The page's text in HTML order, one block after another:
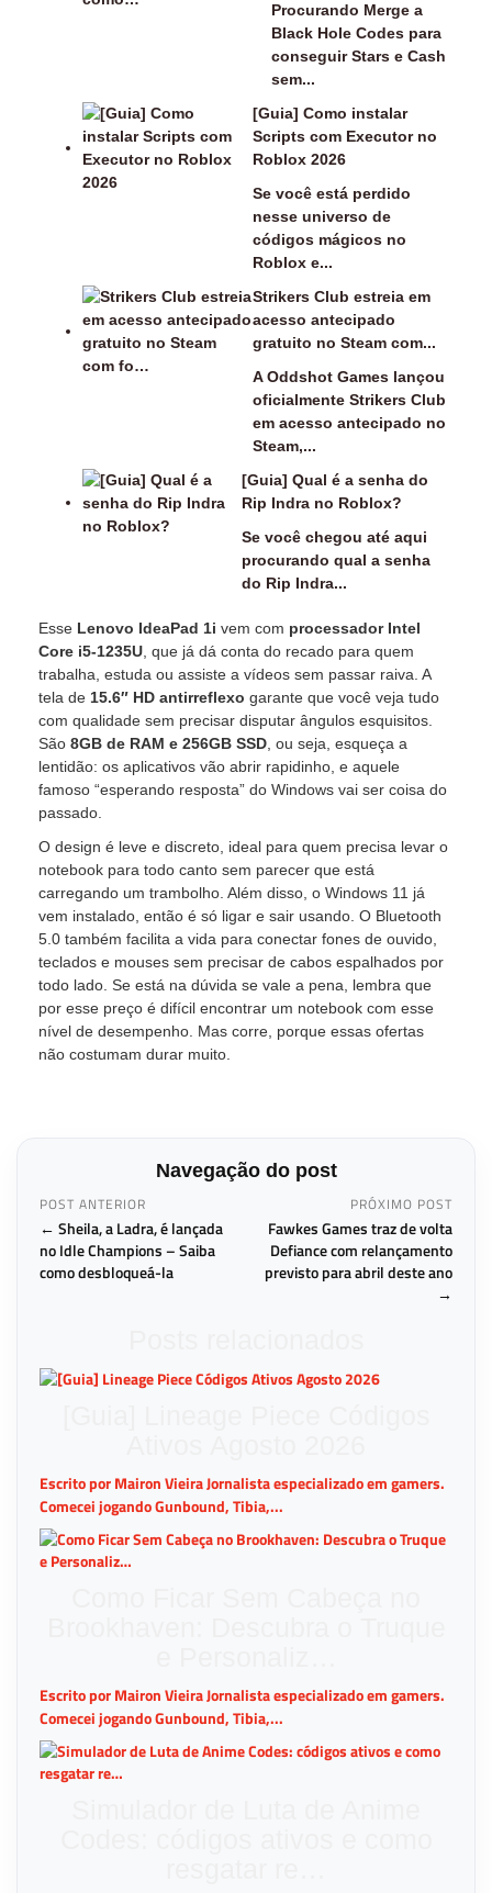
Procurando Merge a
Black Hole Codes para
conseguir Stars e Cash
sem...
[Guia] Como instalar
Scripts com Executor no
Roblox 2026
Se você está perdido
nesse universo de
códigos mágicos no
Roblox e...
Strikers Club estreia em
acesso antecipado
gratuito no Steam com...
A Oddshot Games lançou
oficialmente Strikers Club
em acesso antecipado no
Steam,...
[Guia] Qual é a senha do
Rip Indra no Roblox?
Se você chegou até aqui
procurando qual a senha
do Rip Indra...
Esse Lenovo IdeaPad 1i vem com processador Intel
Core i5-1235U , que já dá conta do recado para quem
trabalha, estuda ou assiste a vídeos sem passar raiva. A
tela de 15.6″ HD antirreflexo garante que você veja tudo
com qualidade sem precisar disputar ângulos esquisitos.
São 8GB de RAM e 256GB SSD , ou seja, esqueça a
lentidão: os aplicativos vão abrir rapidinho, e aquele
famoso “esperando resposta” do Windows vai ser coisa do
passado.
O design é leve e discreto, ideal para quem precisa levar o
notebook para todo canto sem parecer que está
carregando um trambolho. Além disso, o Windows 11 já
vem instalado, então é só ligar e sair usando. O Bluetooth
5.0 também facilita a vida para conectar fones de ouvido,
teclados e mouses sem precisar de cabos espalhados por
todo lado. Se está na dúvida se vale a pena, lembra que
por esse preço é difícil encontrar um notebook com esse
nível de desempenho. Mas corre, porque essas ofertas
não costumam durar muito.
Navegação do post
POST ANTERIOR
← Sheila, a Ladra, é lançada
no Idle Champions – Saiba
como desbloqueá-la
PRÓXIMO POST
Fawkes Games traz de volta
Defiance com relançamento
previsto para abril deste ano
→
Escrito por Mairon Vieira Jornalista especializado em gamers.
Comecei jogando Gunbound, Tibia,...
Escrito por Mairon Vieira Jornalista especializado em gamers.
Comecei jogando Gunbound, Tibia,...